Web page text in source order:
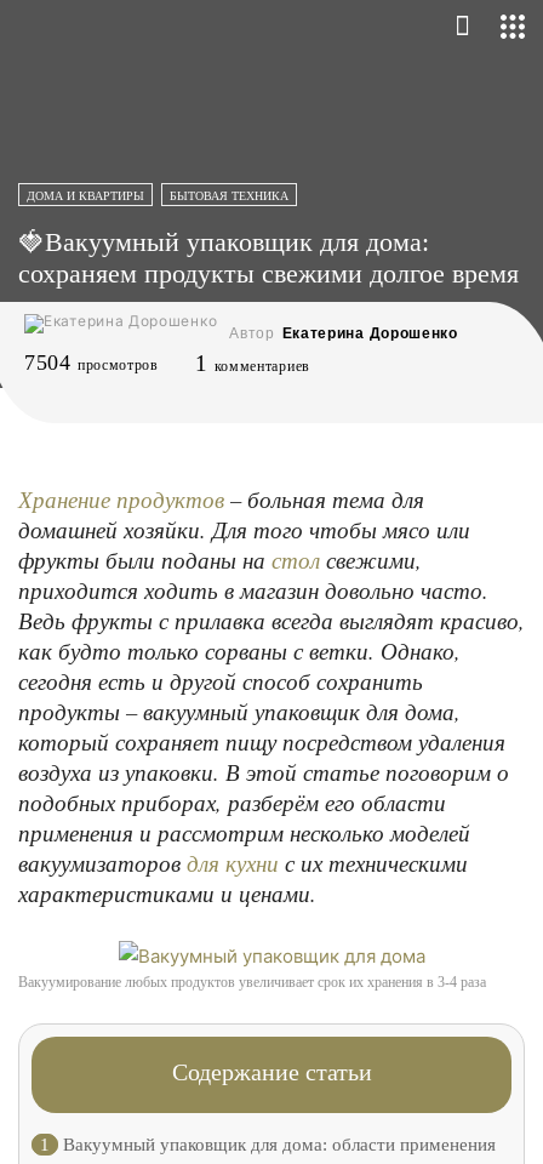
ДОМА И КВАРТИРЫ БЫТОВАЯ ТЕХНИКА
🍓Вакуумный упаковщик для дома:
сохраняем продукты свежими долгое время
Автор Екатерина Дорошенко
7504 просмотров 1 комментариев
Хранение продуктов – больная тема для
домашней хозяйки. Для того чтобы мясо или
фрукты были поданы на стол свежими,
приходится ходить в магазин довольно часто.
Ведь фрукты с прилавка всегда выглядят красиво,
как будто только сорваны с ветки. Однако,
сегодня есть и другой способ сохранить
продукты – вакуумный упаковщик для дома,
который сохраняет пищу посредством удаления
воздуха из упаковки. В этой статье поговорим о
подобных приборах, разберём его области
применения и рассмотрим несколько моделей
вакуумизаторов для кухни с их техническими
характеристиками и ценами.
Вакуумирование любых продуктов увеличивает срок их хранения в 3-4 раза
Содержание статьи
1
Вакуумный упаковщик для дома: области применения